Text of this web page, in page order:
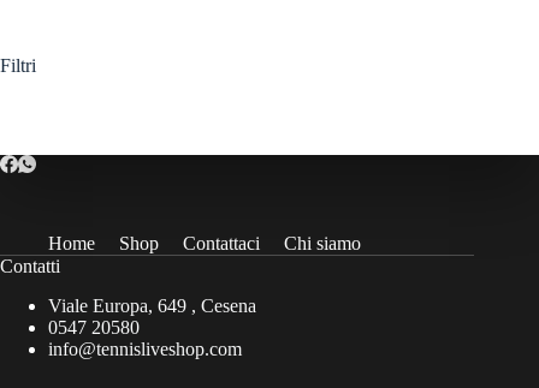
Filtri
Home Shop Contattaci
Chi siamo
Contatti
Viale Europa, 649 , Cesena
0547 20580
info@tennisliveshop.com